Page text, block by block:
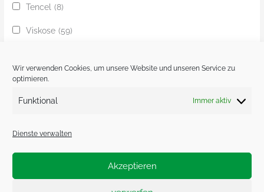
Wir verwenden Cookies, um unsere Website und unseren Service zu
optimieren.
Funktional Immer aktiv
Dienste verwalten
Akzeptieren
Tencel (8)
Viskose (59)
Ziege
Zobel (1)